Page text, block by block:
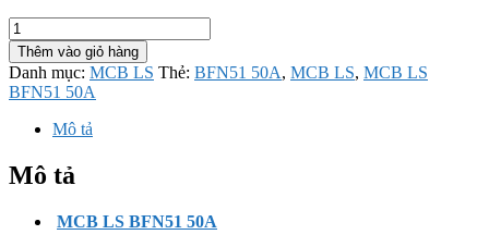
MCB
LS
BFN51
50A
số
lượng
Thêm vào giỏ hàng
Danh mục: MCB LS Thẻ: BFN51 50A, MCB LS, MCB LS
BFN51 50A
Mô tả
Mô tả
MCB LS BFN51 50A